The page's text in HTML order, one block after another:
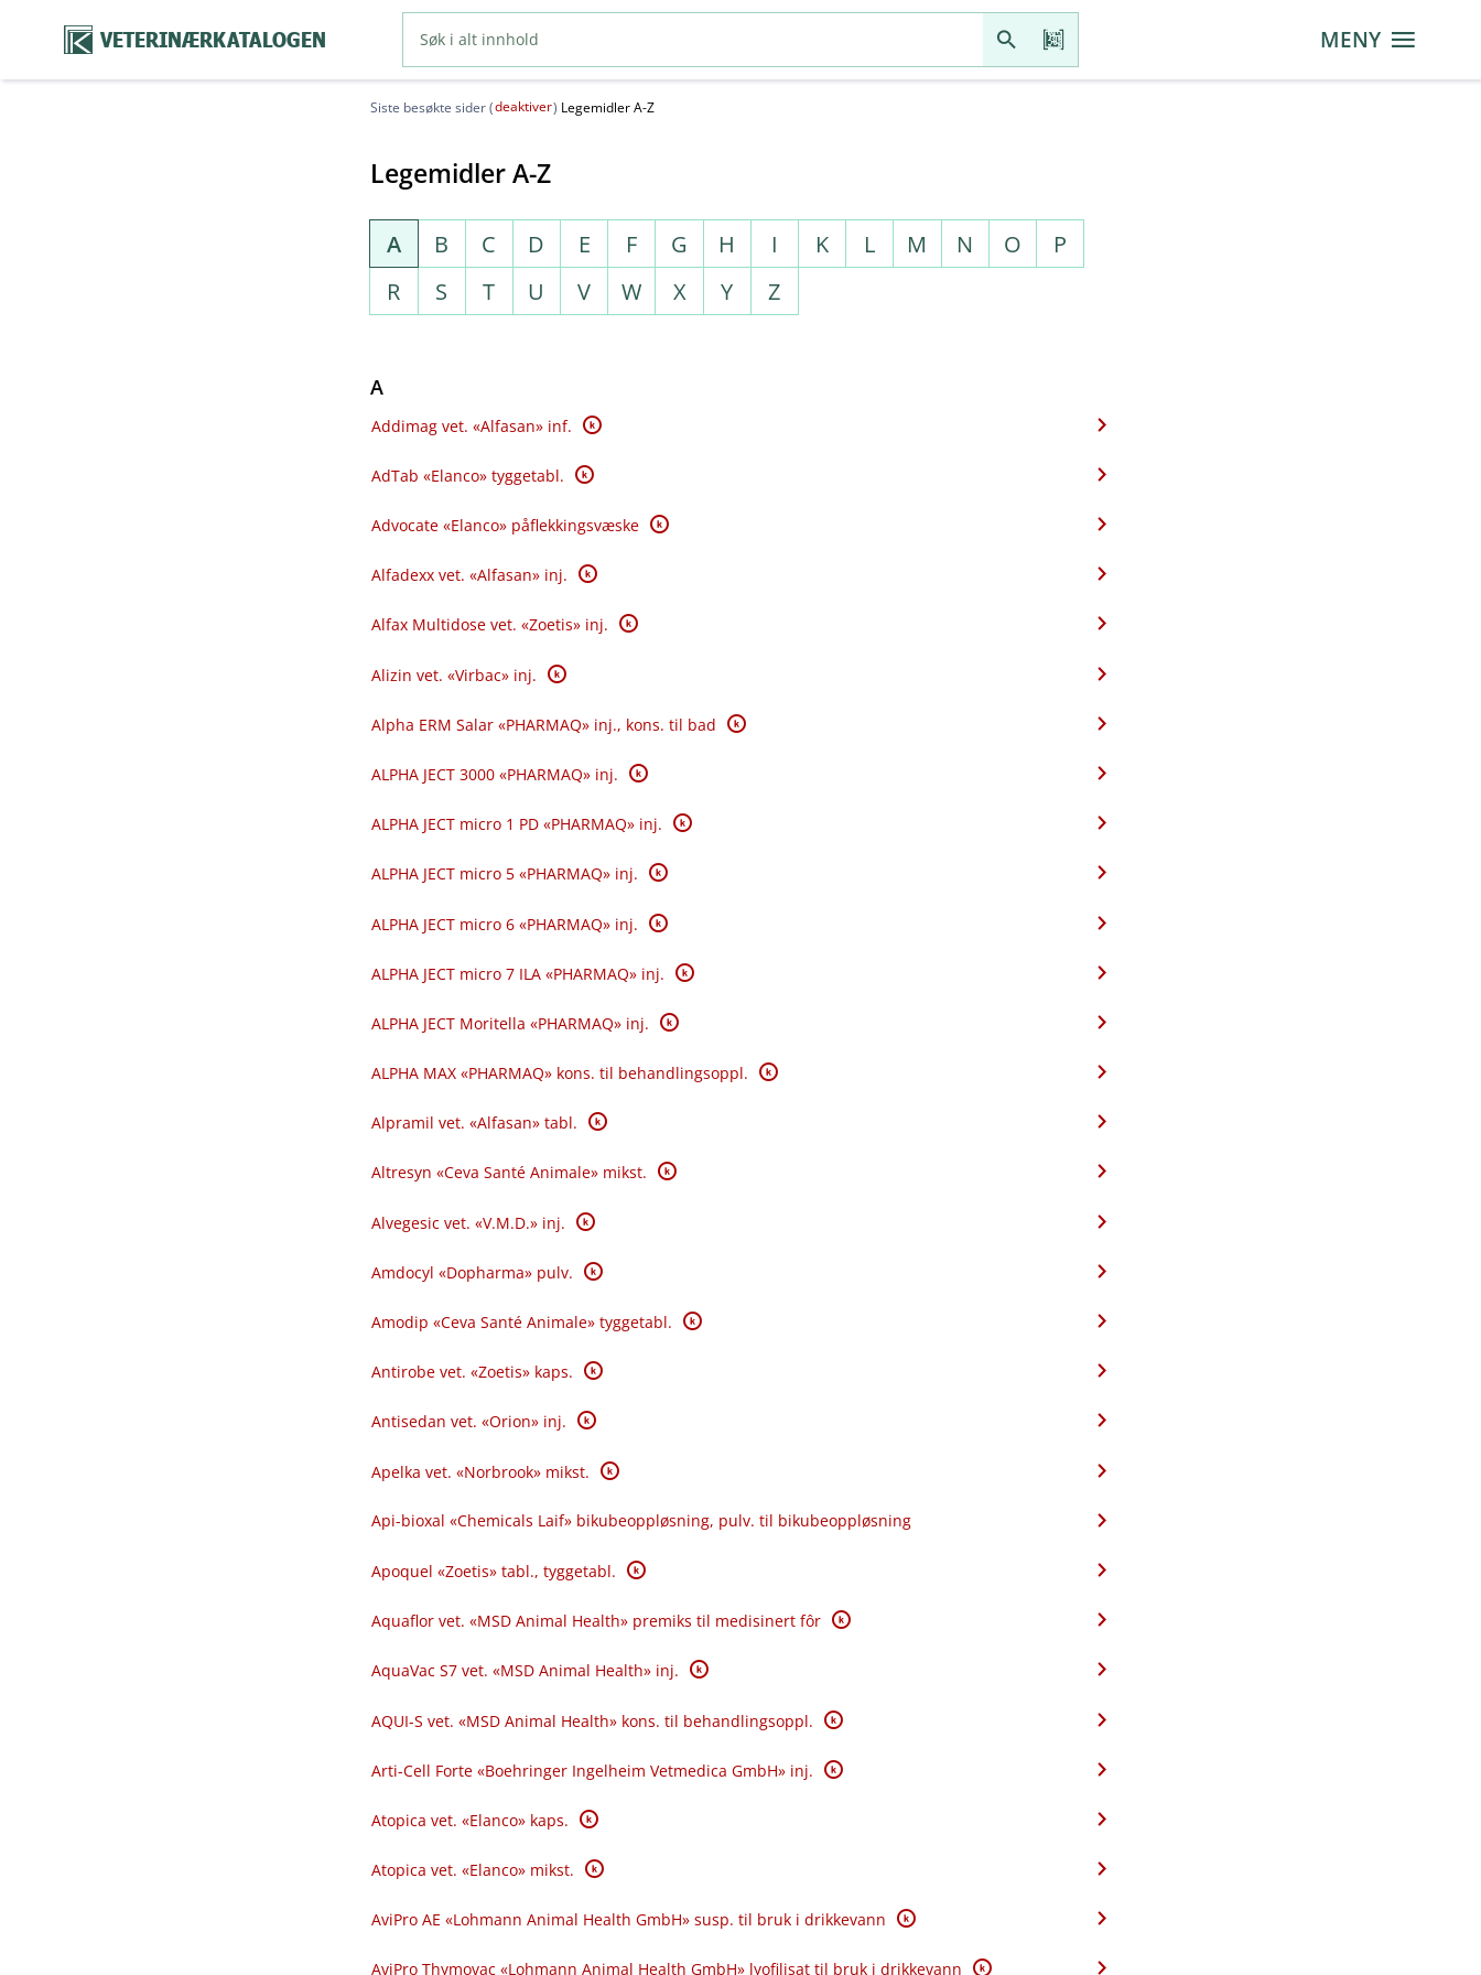
VETERINÆRKATALOGEN MENY
Siste besøkte sider (deaktiver) Legemidler A-Z
Legemidler A-Z
A B C D E F G H I K L M N O
P
R
S T U V W X Y Z
A
Addimag vet. «Alfasan» inf. K
AdTab «Elanco» tyggetabl. K
Advocate «Elanco» påflekkingsvæske K
Alfadexx vet. «Alfasan» inj. K
Alfax Multidose vet. «Zoetis» inj. K
Alizin vet. «Virbac» inj. K
Alpha ERM Salar «PHARMAQ» inj., kons. til bad K
ALPHA JECT 3000 «PHARMAQ» inj. K
ALPHA JECT micro 1 PD «PHARMAQ» inj. K
ALPHA JECT micro 5 «PHARMAQ» inj. K
ALPHA JECT micro 6 «PHARMAQ» inj. K
ALPHA JECT micro 7 ILA «PHARMAQ» inj. K
ALPHA JECT Moritella «PHARMAQ» inj. K
ALPHA MAX «PHARMAQ» kons. til behandlingsoppl. K
Alpramil vet. «Alfasan» tabl. K
Altresyn «Ceva Santé Animale» mikst. K
Alvegesic vet. «V.M.D.» inj. K
Amdocyl «Dopharma» pulv. K
Amodip «Ceva Santé Animale» tyggetabl. K
Antirobe vet. «Zoetis» kaps. K
Antisedan vet. «Orion» inj. K
Apelka vet. «Norbrook» mikst. K
Api-bioxal «Chemicals Laif» bikubeoppløsning, pulv. til bikubeoppløsning
Apoquel «Zoetis» tabl., tyggetabl. K
Aquaflor vet. «MSD Animal Health» premiks til medisinert fôr K
AquaVac S7 vet. «MSD Animal Health» inj. K
AQUI-S vet. «MSD Animal Health» kons. til behandlingsoppl. K
Arti-Cell Forte «Boehringer Ingelheim Vetmedica GmbH» inj. K
Atopica vet. «Elanco» kaps. K
Atopica vet. «Elanco» mikst. K
AviPro AE «Lohmann Animal Health GmbH» susp. til bruk i drikkevann K
AviPro Thymovac «Lohmann Animal Health GmbH» lyofilisat til bruk i drikkevann K